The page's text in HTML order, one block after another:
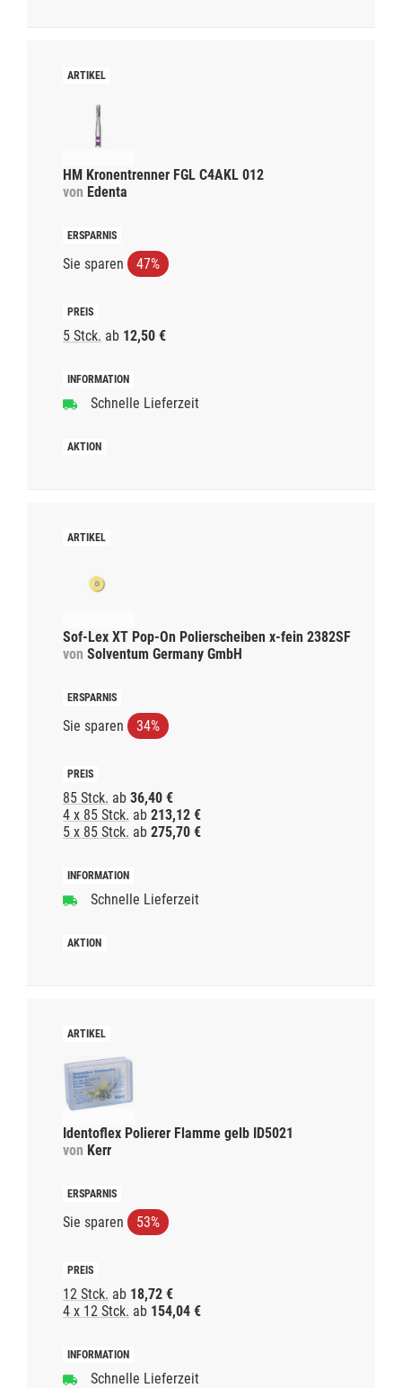
HM Kronentrenner FGL C4AKL 012
von Edenta
Sie sparen 47%
5 Stck. ab 12,50 €
Schnelle Lieferzeit
Sof-Lex XT Pop-On Polierscheiben x-fein 2382SF
von Solventum Germany GmbH
Sie sparen 34%
85 Stck. ab 36,40 €
4 x 85 Stck. ab 213,12 €
5 x 85 Stck. ab 275,70 €
Schnelle Lieferzeit
Identoflex Polierer Flamme gelb ID5021
von Kerr
Sie sparen 53%
12 Stck. ab 18,72 €
4 x 12 Stck. ab 154,04 €
Schnelle Lieferzeit